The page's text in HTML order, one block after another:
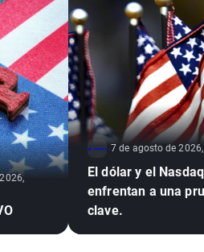
7 de agosto de
El dólar y el
enfrentan a una
clave.